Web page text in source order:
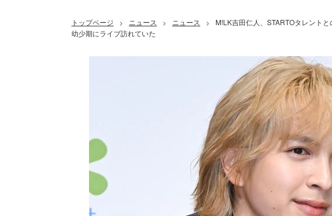
トップページ > ニュース > ニュース >
M!LK吉田仁人、STARTOタレント
幼少期にライブ訪れていた